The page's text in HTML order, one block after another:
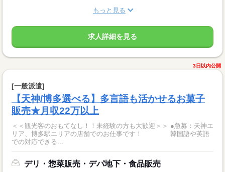
もっと見る
求人詳細を見る
3日以内公開
[一般派遣]
【天神/博多選べる】多言語も活かせるお菓子
販売★月収22万以上
＜＜観光客のおもてなし！！未経験の方も大歓迎＞＞ ●急募：天神エ
リア、博多駅エリアの店舗でのお仕事です！ 韓国語や英語
での対応できる...
デリ・惣菜販売・デパ地下・食品販売